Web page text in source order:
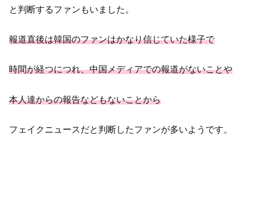
と判断するファンもいました。
報道直後は韓国のファンはかなり信じていた様子で
時間が経つにつれ、中国メディアでの報道がないことや
本人達からの報告などもないことから
フェイクニュースだと判断したファンが多いようです。